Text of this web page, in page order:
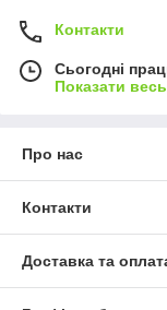
Контакти
Сьогодні
Показати
Про нас
Контакти
Доставка та